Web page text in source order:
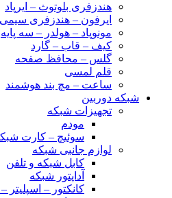
هندزفری بلوتوث – ایرپاد
ایرفون – هندزفری سیمی
مونوپاد – هولدر – سه پایه
کیف – قاب – گارد
گلس – محافظ صفحه
قلم لمسی
ساعت – مچ بند هوشمند
شبکه دوربین
تجهیزات شبکه
مودم
سوئیچ – کارت
لوازم جانبی شبکه
کابل شبکه و تلفن
آداپتور شبکه
کانکتور – اسپلیتر –